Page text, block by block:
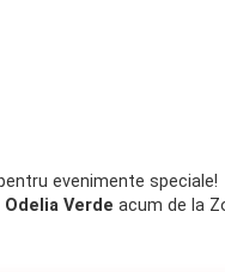
evenimente speciale!
Verde acum de la